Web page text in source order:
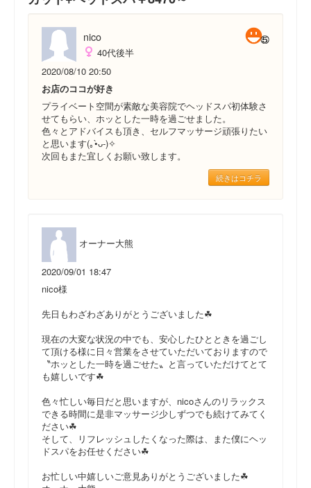
nico
40代後半
2020/08/10 20:50
お店のココが好き
プライベート空間が素敵な美容院でヘッドスパ初体験さ
せてもらい、ホッとした一時を過ごせました。
色々とアドバイスも頂き、セルフマッサージ頑張りたい
と思います(｡•̀ᴗ-)✧
次回もまた宜しくお願い致します。
続きはコチラ
オーナー大熊
2020/09/01 18:47
nico様
先日もわざわざありがとうございました☘
現在の大変な状況の中でも、安心したひとときを過ごし
て頂ける様に日々営業をさせていただいておりますので
〝ホッとした一時を過ごせた〟と言っていただけてとて
も嬉しいです☘
色々忙しい毎日だと思いますが、nicoさんのリラックス
できる時間に是非マッサージ少しずつでも続けてみてく
ださい☘
そして、リフレッシュしたくなった際は、また僕にヘッ
ドスパをお任せください☘
お忙しい中嬉しいご意見ありがとうございました☘